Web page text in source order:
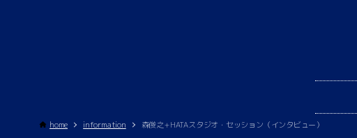
home information 森俊之+HATAスタジオ・セッション（インタビュー）